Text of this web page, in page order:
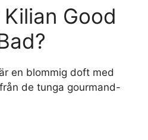
Good
en blommig doft med
de tunga gourmand-